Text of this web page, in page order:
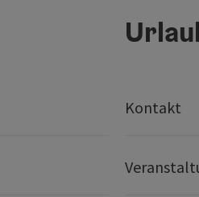
Kontakt